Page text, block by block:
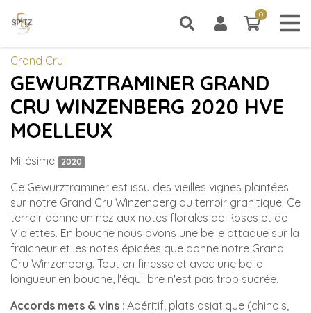
0
0 article
Grand Cru
GEWURZTRAMINER GRAND
CRU WINZENBERG 2020 HVE
MOELLEUX
Millésime 2020
Ce Gewurztraminer est issu des vieilles vignes plantées
sur notre Grand Cru Winzenberg au terroir granitique. Ce
terroir donne un nez aux notes florales de Roses et de
Violettes. En bouche nous avons une belle attaque sur la
fraicheur et les notes épicées que donne notre Grand
Cru Winzenberg. Tout en finesse et avec une belle
longueur en bouche, l'équilibre n'est pas trop sucrée.
Accords mets & vins : Apéritif, plats asiatique (chinois,